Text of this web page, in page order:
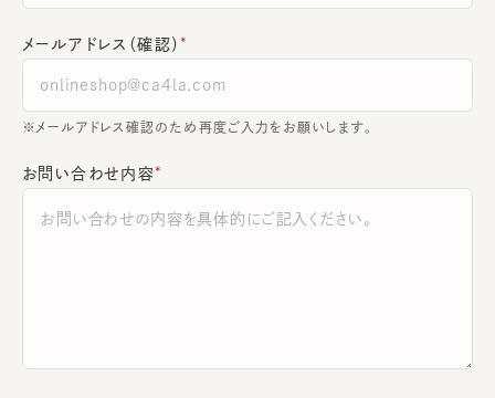
メールアドレス（確認）
※メールアドレス確認のため再度ご入力をお願いします。
お問い合わせ内容